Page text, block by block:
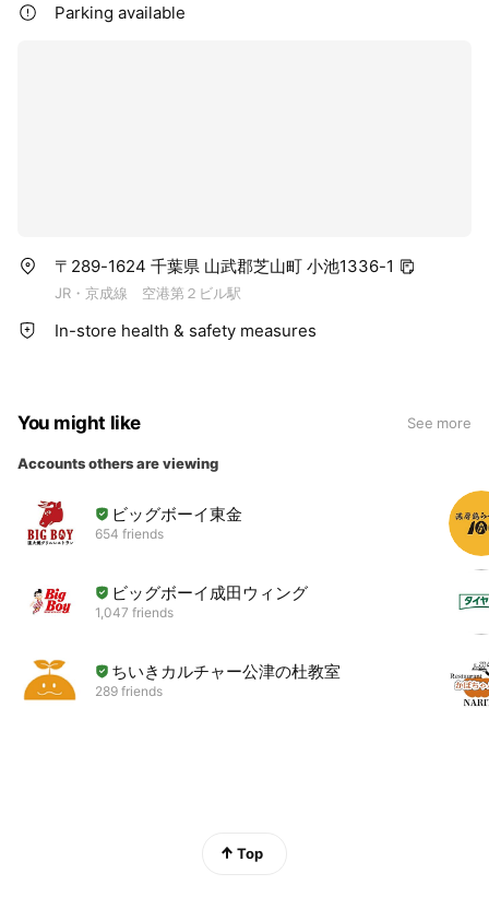
Parking available
〒289-1624 千葉県 山武郡芝山町 小池1336-1
JR・京成線 空港第２ビル駅
In-store health & safety measures
You might like See more
Accounts others are viewing
ビッグボーイ東金
654 friends
ビッグボーイ成田ウィング
1,047 friends
ちいきカルチャー公津の杜教室
289 friends
Top